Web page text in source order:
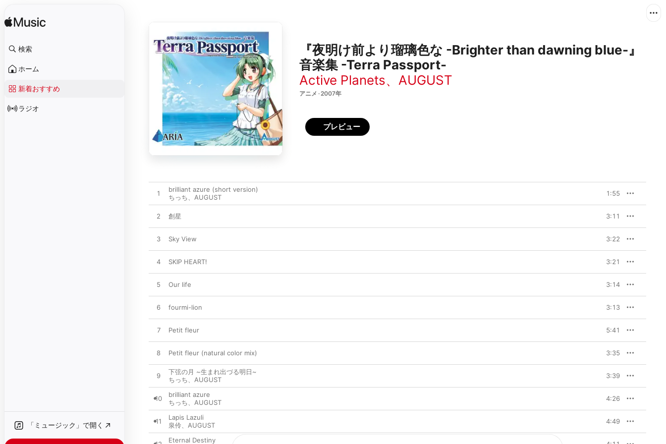
検索
ホーム
新着おすすめ
ラジオ
「ミュージック」で開く
『夜明け前より瑠璃色な -Brighter than dawning blue-』
音楽集 -Terra Passport-
Active Planets、 AUGUST
アニメ · 2007年
プレビュー
1
brilliant azure (short version)
ちっち
AUGUST 1:55
2 創星 3:11
3 Sky View 3:22
4 SKIP HEART! 3:21
5 Our life 3:14
6 fourmi-lion 3:13
7 Petit fleur 5:41
8 Petit fleur (natural color mix) 3:35
9
下弦の月 ~生まれ出づる明日~
ちっち
AUGUST 3:39
10
brilliant azure
ちっち
AUGUST 4:26
11
Lapis Lazuli
泉伶
AUGUST 4:49
Eternal Destiny